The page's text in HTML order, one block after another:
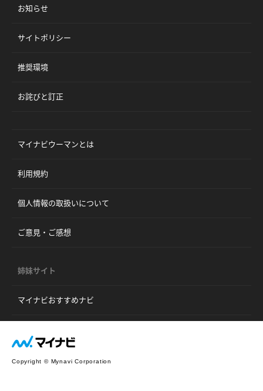
お知らせ
サイトポリシー
推奨環境
お詫びと訂正
マイナビウーマンとは
利用規約
個人情報の取扱いについて
ご意見・ご感想
姉妹サイト
マイナビおすすめナビ
Copyright © Mynavi Corporation